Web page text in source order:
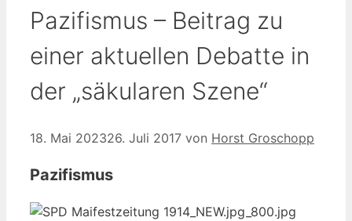
Pazifismus – Beitrag zu
einer aktuellen Debatte in
der „säkularen Szene“
18. Mai 202326. Juli 2017 von Horst Groschopp
Pazifismus